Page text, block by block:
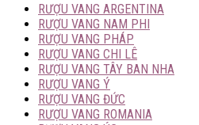
RƯỢU VANG ARGENTINA
RƯỢU VANG NAM PHI
RƯỢU VANG PHÁP
RƯỢU VANG CHI LÊ
RƯỢU VANG TÂY BAN NHA
RƯỢU VANG Ý
RƯỢU VANG ĐỨC
RƯỢU VANG ROMANIA